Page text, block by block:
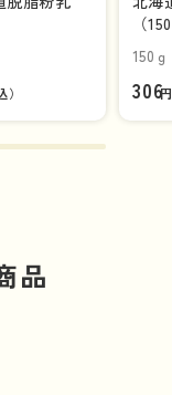
（
150ｇ
306
品